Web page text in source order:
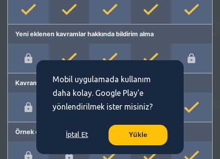
Yeni eklenen kavramlar hakkında bildirim alma
Kavram önerme
Örnek cümleler
Mobil uygulamada kullanım
daha kolay. Google Play'e
yönlendirilmek ister misiniz?
İptal Et Yükle